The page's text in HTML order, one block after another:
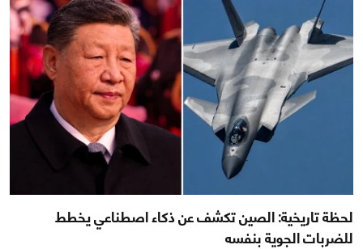
لحظة تاريخية: الصين تكشف عن ذكاء اصطناعي يخطط
للضربات الجوية بنفسه